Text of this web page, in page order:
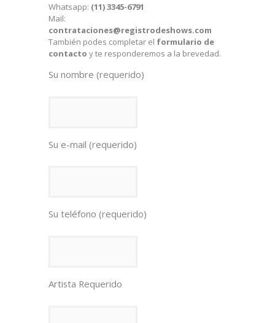
Whatsapp: (11) 3345-6791
Mail:
contrataciones@registrodeshows.com
También podes completar el formulario de
contacto y te responderemos a la brevedad.
Su nombre (requerido)
Su e-mail (requerido)
Su teléfono (requerido)
Artista Requerido